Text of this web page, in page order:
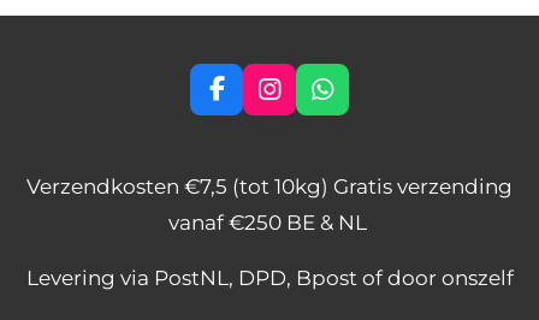
F
a
b
o
k
I
n
a
g
a
m
W
h
s
A
Verzendkosten €7,5 (tot 10kg) Gratis verzending
vanaf €250 BE & NL
Levering via PostNL, DPD, Bpost of door onszelf